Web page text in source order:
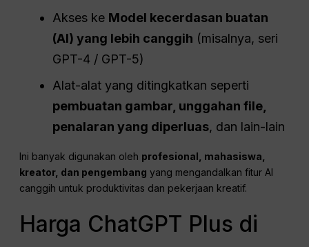
Akses ke Model kecerdasan buatan
(AI) yang lebih canggih (misalnya, seri
GPT-4 / GPT-5)
Alat-alat yang ditingkatkan seperti
pembuatan gambar, unggahan file,
penalaran yang diperluas, dan lain-lain
Ini banyak digunakan oleh profesional, mahasiswa,
kreator, dan pengembang yang mengandalkan fitur AI
canggih untuk produktivitas dan pekerjaan kreatif.
Harga ChatGPT Plus di